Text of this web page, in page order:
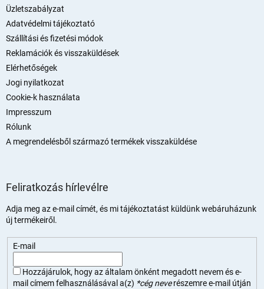
Üzletszabályzat
Adatvédelmi tájékoztató
Szállítási és fizetési módok
Reklamációk és visszaküldések
Elérhetőségek
Jogi nyilatkozat
Cookie-k használata
Impresszum
Rólunk
A megrendelésből származó termékek visszaküldése
Feliratkozás hírlevélre
Adja meg az e-mail címét, és mi tájékoztatást küldünk webáruházunk
új termékeiről.
E-mail
Hozzájárulok, hogy az általam önként megadott nevem és e-
mail címem felhasználásával a(z) *cég neverészemre e-mail útján